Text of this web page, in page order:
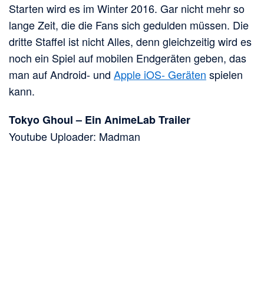
Starten wird es im Winter 2016. Gar nicht mehr so
lange Zeit, die die Fans sich gedulden müssen. Die
dritte Staffel ist nicht Alles, denn gleichzeitig wird es
noch ein Spiel auf mobilen Endgeräten geben, das
man auf Android- und Apple iOS- Geräten spielen
kann.
Tokyo Ghoul – Ein AnimeLab Trailer
Youtube Uploader: Madman